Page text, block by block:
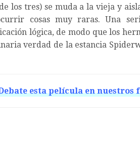
los tres) se muda a la vieja y
cosas muy raras. Una
lógica, de modo que los
verdad de la estancia
esta película en nuestros